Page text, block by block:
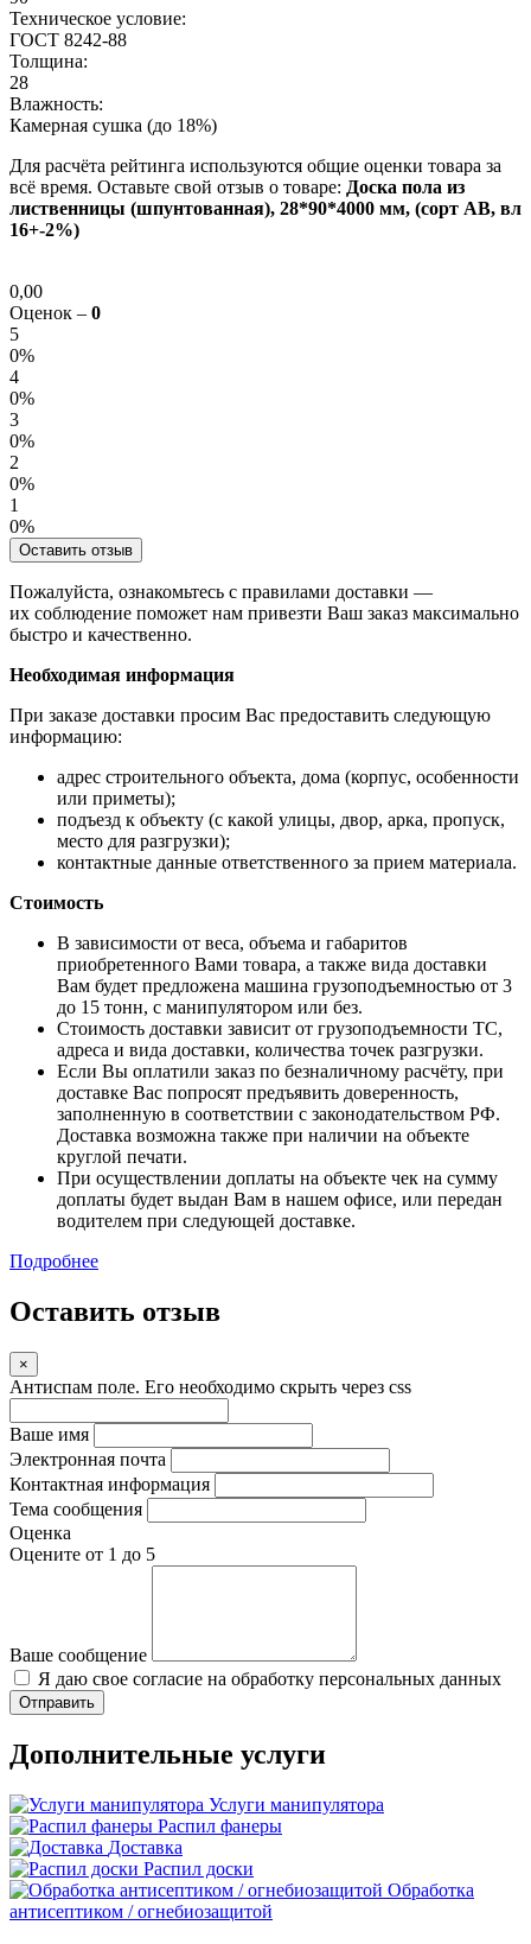
Техническое условие:
ГОСТ 8242-88
Толщина:
28
Влажность:
Камерная сушка (до 18%)
Для расчёта рейтинга используются общие оценки товара за
всё время. Оставьте свой отзыв о товаре: Доска пола из
лиственницы (шпунтованная), 28*90*4000 мм, (сорт AB, вл
16+-2%)
0,00
Оценок – 0
5
0%
4
0%
3
0%
2
0%
1
0%
Оставить отзыв
Пожалуйста, ознакомьтесь с правилами доставки —
их соблюдение поможет нам привезти Ваш заказ максимально
быстро и качественно.
Необходимая информация
При заказе доставки просим Вас предоставить следующую
информацию:
адрес строительного объекта, дома (корпус, особенности
или приметы);
подъезд к объекту (с какой улицы, двор, арка, пропуск,
место для разгрузки);
контактные данные ответственного за прием материала.
Стоимость
В зависимости от веса, объема и габаритов
приобретенного Вами товара, а также вида доставки
Вам будет предложена машина грузоподъемностью от 3
до 15 тонн, с манипулятором или без.
Стоимость доставки зависит от грузоподъемности ТС,
адреса и вида доставки, количества точек разгрузки.
Если Вы оплатили заказ по безналичному расчёту, при
доставке Вас попросят предъявить доверенность,
заполненную в соответствии с законодательством РФ.
Доставка возможна также при наличии на объекте
круглой печати.
При осуществлении доплаты на объекте чек на сумму
доплаты будет выдан Вам в нашем офисе, или передан
водителем при следующей доставке.
Подробнее
Оставить отзыв
×
Антиспам поле. Его необходимо скрыть через css
Ваше имя
Электронная почта
Контактная информация
Тема сообщения
Оценка
Оцените от 1 до 5
Ваше сообщение
Я даю свое согласие на обработку персональных данных
Дополнительные услуги
Услуги манипулятора
Распил фанеры
Доставка
Распил доски
Обработка
антисептиком / огнебиозащитой